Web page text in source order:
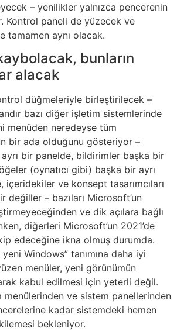
– yenilikler yalnızca pencerenin
Kontrol paneli de yüzecek ve
tamamen aynı olacak.
bunların
alacak
düğmeleriyle birleştirilecek –
bazı diğer işletim sistemlerinde
menüden neredeyse tüm
bir ada olduğunu gösteriyor –
bir panelde, bildirimler başka bir
(oynatıcı gibi) başka bir ayrı
içeridekiler ve konsept tasarımcıları
değiller – bazıları Microsoft’un
ve dik açılara bağlı
diğerleri Microsoft’un 2021’de
edeceğine ikna olmuş durumda.
Windows” tanımına daha iyi
menüler, yeni görünümün
kabul edilmesi için yeterli değil.
menülerinden ve sistem panellerinden
kadar sistemdeki hemen
bekleniyor.